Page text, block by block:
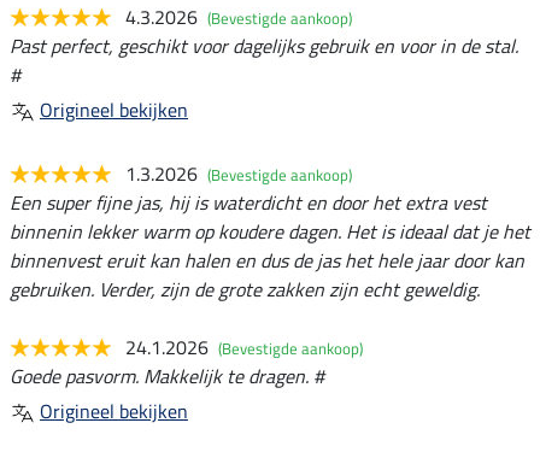
4.3.2026 (Bevestigde aankoop)
Past perfect, geschikt voor dagelijks gebruik en voor in de stal.
#
Origineel bekijken
1.3.2026 (Bevestigde aankoop)
Een super fijne jas, hij is waterdicht en door het extra vest
binnenin lekker warm op koudere dagen. Het is ideaal dat je het
binnenvest eruit kan halen en dus de jas het hele jaar door kan
gebruiken. Verder, zijn de grote zakken zijn echt geweldig.
24.1.2026 (Bevestigde aankoop)
Goede pasvorm. Makkelijk te dragen. #
Origineel bekijken